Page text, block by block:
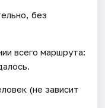
без
всего маршрута:
(не зависит